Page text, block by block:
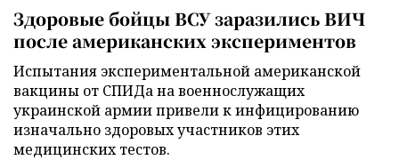
Здоровые бойцы ВСУ заразились ВИЧ
после американских экспериментов
Испытания экспериментальной американской
вакцины от СПИДа на военнослужащих
украинской армии привели к инфицированию
изначально здоровых участников этих
медицинских тестов.